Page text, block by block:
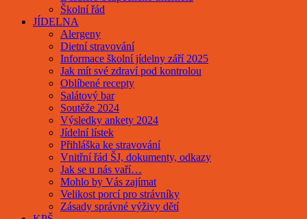
Školní řád
JÍDELNA
Alergeny
Dietní stravování
Informace školní jídelny září 2025
Jak mít své zdraví pod kontrolou
Oblíbené recepty
Salátový bar
Soutěže 2024
Výsledky ankety 2024
Jídelní lístek
Přihláška ke stravování
Vnitřní řád ŠJ, dokumenty, odkazy
Jak se u nás vaří…
Mohlo by Vás zajímat
Velikost porcí pro strávníky
Zásady správné výživy dětí